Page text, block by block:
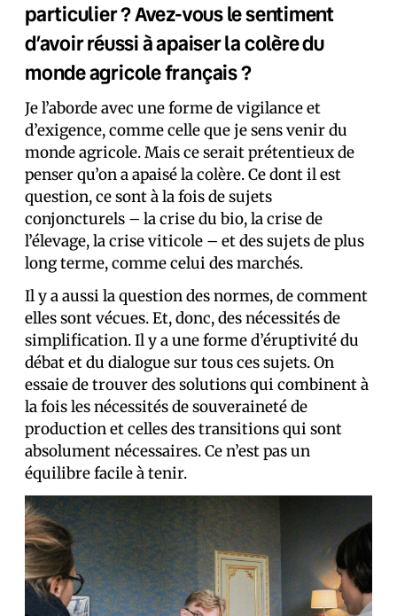
particulier ? Avez-vous le sentiment
d’avoir réussi à apaiser la colère du
monde agricole français ?
Je l’aborde avec une forme de vigilance et
d’exigence, comme celle que je sens venir du
monde agricole. Mais ce serait prétentieux de
penser qu’on a apaisé la colère. Ce dont il est
question, ce sont à la fois de sujets
conjoncturels – la crise du bio, la crise de
l’élevage, la crise viticole – et des sujets de plus
long terme, comme celui des marchés.
Il y a aussi la question des normes, de comment
elles sont vécues. Et, donc, des nécessités de
simplification. Il y a une forme d’éruptivité du
débat et du dialogue sur tous ces sujets. On
essaie de trouver des solutions qui combinent à
la fois les nécessités de souveraineté de
production et celles des transitions qui sont
absolument nécessaires. Ce n’est pas un
équilibre facile à tenir.